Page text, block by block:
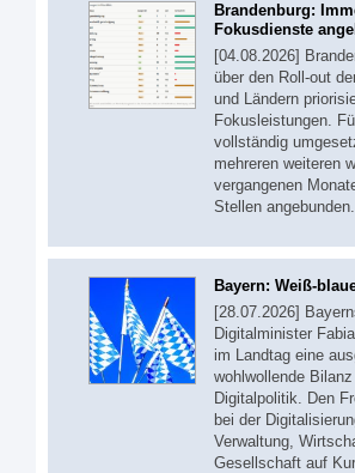
Brandenburg:
Fokusdienste
[04.08.2026]
über den Roll-out
und Ländern
Fokusleistungen.
vollständig
mehreren weiteren
vergangenen
Stellen angebunden.
Bayern: Weiß-
[28.07.2026]
Digitalminister
im Landtag eine
wohlwollende
Digitalpolitik. Den
bei der
Verwaltung,
Gesellschaft auf